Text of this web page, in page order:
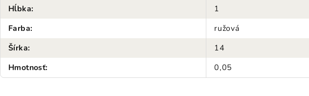
Hĺbka:
1
Farba:
ružová
Šírka:
14
Hmotnosť: 0,05